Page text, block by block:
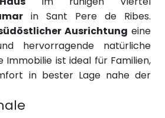
in Sant Pere de Ribes.
Ausrichtung eine
hervorragende natürliche
Immobilie ist ideal für Familien,
in bester Lage nahe der